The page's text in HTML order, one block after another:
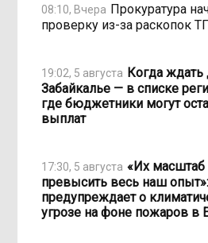
08:10, Вчера Прокуратура
проверку из-за раскопок
19:02, 5 августа Когда ждать
Забайкалье — в списке
где бюджетники могут
выплат
17:30, 5 августа «Их
превысить весь наш
предупреждает о
угрозе на фоне пожаров в